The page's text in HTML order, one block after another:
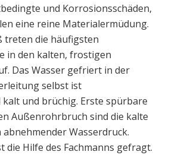
und Korrosionsschäden,
eine reine Materialermüdung.
treten die häufigsten
in den kalten, frostigen
Das Wasser gefriert in der
selbst ist
und brüchig. Erste spürbare
Außenrohrbruch sind die kalte
Wasserdruck.
die Hilfe des Fachmanns gefragt.